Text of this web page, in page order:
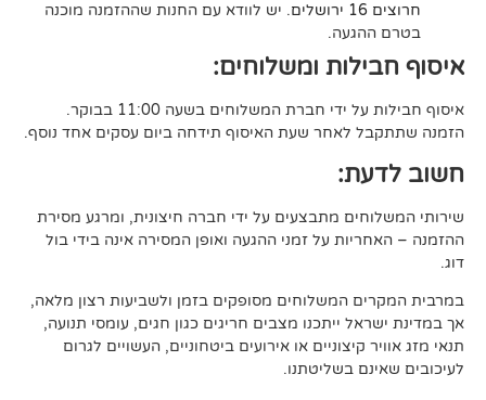
. יש לוודא עם החנות שההזמנה מוכנה
ומשלוחים:
חברת המשלוחים בשעה 11:00 בבוקר.
לאחר שעת האיסוף תידחה ביום עסקים אחד נוסף.
מתבצעים על ידי חברה חיצונית, ומרגע מסירת
על זמני ההגעה ואופן המסירה אינה בידי בול
המשלוחים מסופקים בזמן ולשביעות רצון מלאה,
ייתכנו מצבים חריגים כגון חגים, עומסי תנועה,
או אירועים ביטחוניים, העשויים לגרום
בשליטתנו.